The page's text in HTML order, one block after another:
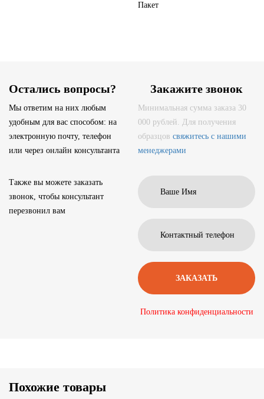
Пакет
Остались вопросы?
Мы ответим на них любым
удобным для вас способом: на
электронную почту, телефон
или через онлайн консультанта
Также вы можете заказать
звонок, чтобы консультант
перезвонил вам
Закажите звонок
Минимальная сумма заказа 30
000 рублей. Для получения
образцов свяжитесь с нашими
менеджерами
Политика конфиденциальности
Похожие товары